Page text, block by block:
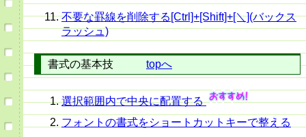
不要な罫線を削除する[Ctrl]+[Shift]+[＼](バックス
ラッシュ)
書式の基本技 topへ
選択範囲内で中央に配置する
フォントの書式をショートカットキーで整える